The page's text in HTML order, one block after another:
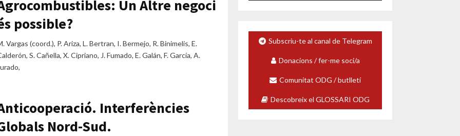
Un Altre negoci
possible?
Vargas (coord.), P. Ariza, L. Bertran, I. Bermejo, R. Binimelis, E.
S. Cañella, X. Cipriano, J. Fumado, E. Galán, F. García, A.
Interferències
Nord-Sud.
Subscriu-te al canal de Telegram
Donacions / fer-me soci/a
Comunitat ODG / butlletí
Descobreix el GLOSSARI ODG